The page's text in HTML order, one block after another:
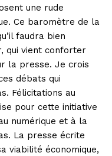
une rude
Ce baromètre de la
faudra bien
qui vient conforter
la presse. Je crois
débats qui
Félicitations au
pour cette initiative
numérique et à la
La presse écrite
viabilité économique,